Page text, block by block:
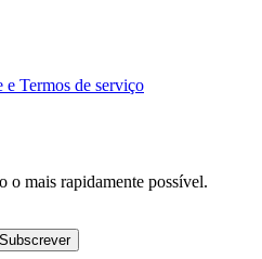
Termos de serviço
o mais rapidamente possível.
Subscrever